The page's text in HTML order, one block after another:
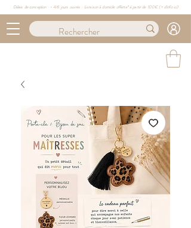
Délais de conception : ≈ 4/6 jours ouvrés · Livraison à domicile offerte* à partir de 100€ (+ d'info ici)